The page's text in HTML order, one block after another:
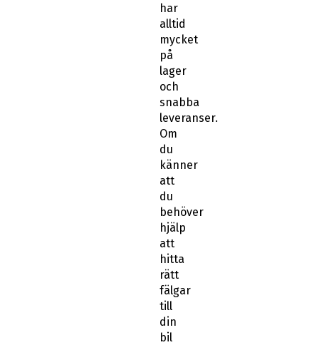
har
alltid
mycket
på
lager
och
snabba
leveranser.
Om
du
känner
att
du
behöver
hjälp
att
hitta
rätt
fälgar
till
din
bil